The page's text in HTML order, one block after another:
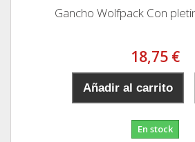
Gancho Wolfpack Con
18,75 €
Añadir al carrito
En stock